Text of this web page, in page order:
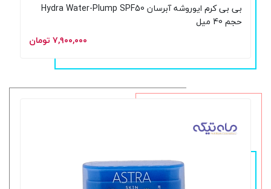
بی‌ بی کرم ایوروشه آبرسان Hydra Water-Plump SPF50
حجم 40 میل
۷,۹۰۰,۰۰۰ تومان